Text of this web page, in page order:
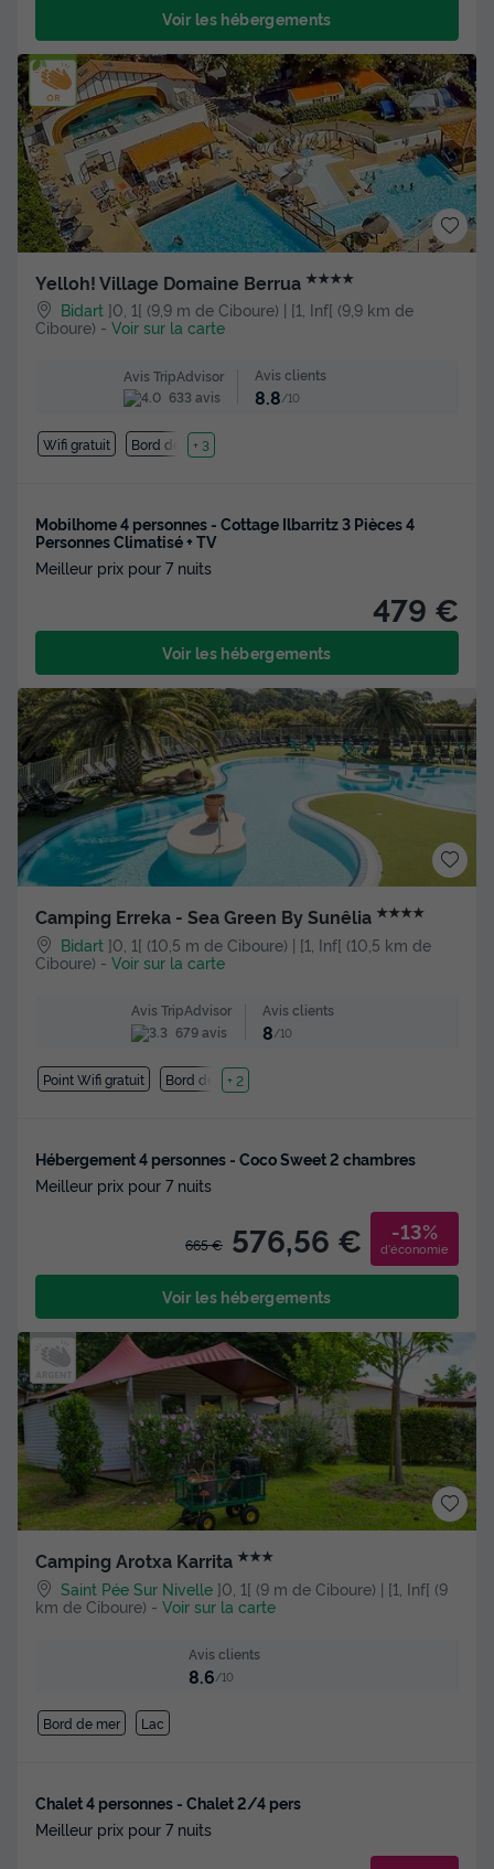
Voir les hébergements
Yelloh! Village Domaine Berrua ★★★★
Bidart ]0, 1[ (9,9 m de Ciboure) | [1, Inf[ (9,9 km de
Ciboure) - Voir sur la carte
Avis TripAdvisor
633 avis
Avis clients
8.8/10
Wifi gratuit Bord de mer
+ 3
Mobilhome 4 personnes - Cottage Ilbarritz 3 Pièces 4
Personnes Climatisé + TV
Meilleur prix pour 7 nuits
479 €
Voir les hébergements
Camping Erreka - Sea Green By Sunêlia ★★★★
Bidart ]0, 1[ (10,5 m de Ciboure) | [1, Inf[ (10,5 km de
Ciboure) - Voir sur la carte
Avis TripAdvisor
679 avis
Avis clients
8/10
Point Wifi gratuit Bord de mer
+ 2
Hébergement 4 personnes - Coco Sweet 2 chambres
Meilleur prix pour 7 nuits
665 € 576,56 € -13%
d'économie
Voir les hébergements
Camping Arotxa Karrita ★★★
Saint Pée Sur Nivelle ]0, 1[ (9 m de Ciboure) | [1, Inf[ (9
km de Ciboure) - Voir sur la carte
Avis clients
8.6/10
Bord de mer Lac
Chalet 4 personnes - Chalet 2/4 pers
Meilleur prix pour 7 nuits